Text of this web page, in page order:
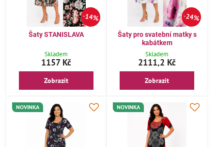
14%
Šaty STANISLAVA
Skladem
1157 Kč
Zobrazit
24%
Šaty pro svatební matky s
kabátkem
Skladem
2111,2 Kč
Zobrazit
NOVINKA NOVINKA